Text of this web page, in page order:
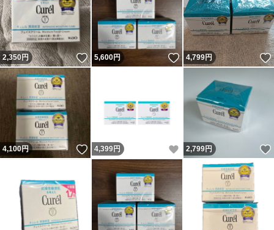
2,350円 いいね！
5,600円 いいね！
4,799円
4,100円 いいね！
4,399円 いいね！
2,799円